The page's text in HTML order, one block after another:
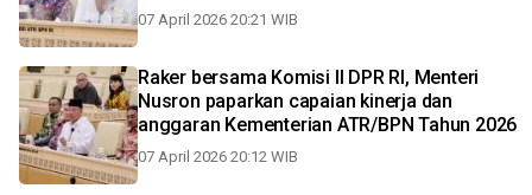
07 April 2026 20:21 WIB
Raker bersama Komisi II DPR RI, Menteri
Nusron paparkan capaian kinerja dan
anggaran Kementerian ATR/BPN Tahun 2026
07 April 2026 20:12 WIB